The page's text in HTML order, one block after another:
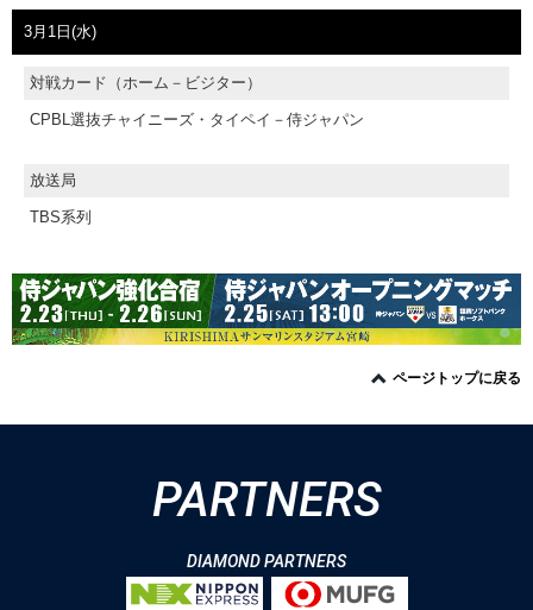
3月1日(水)
対戦カード（ホーム－ビジター）
CPBL選抜チャイニーズ・タイペイ－侍ジャパン
放送局
TBS系列
ページトップに戻る
PARTNERS
DIAMOND PARTNERS